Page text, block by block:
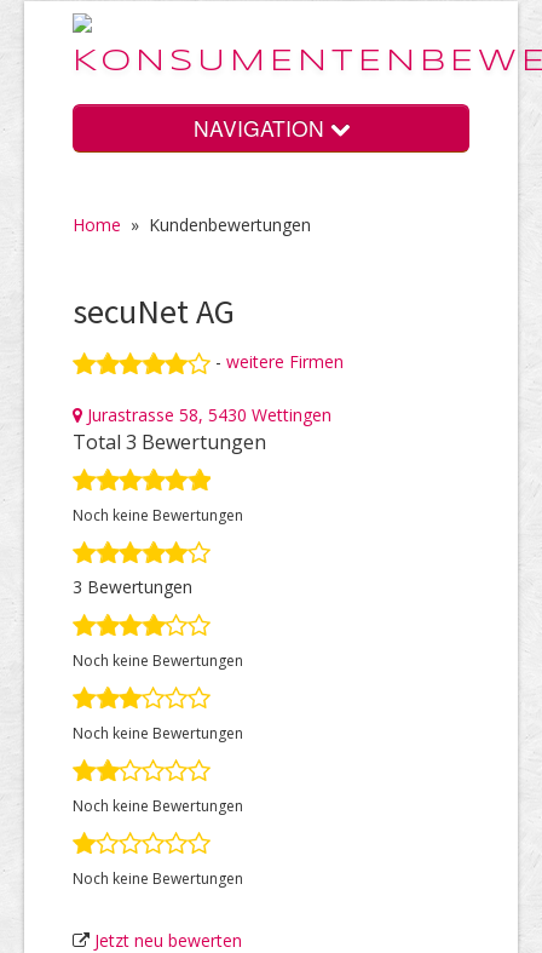
NAVIGATION
Home
Vorteile
Preise
HELP Awards
Top Firmen
Über uns
Home » Kundenbewertungen
secuNet AG
- weitere Firmen
Jurastrasse 58, 5430 Wettingen
Total 3 Bewertungen
Noch keine Bewertungen
3 Bewertungen
Noch keine Bewertungen
Noch keine Bewertungen
Noch keine Bewertungen
Noch keine Bewertungen
Jetzt neu bewerten